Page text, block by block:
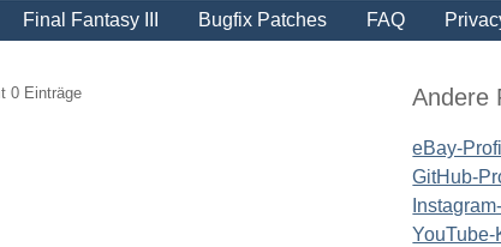
Final Fantasy III Bugfix Patches FAQ
0 Einträge Andere
eBay-Profil
GitHub-
YouTube-